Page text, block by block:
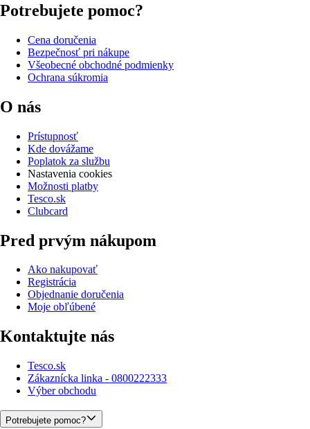
Potrebujete pomoc?
Cena doručenia
Bezpečnosť pri nákupe
Všeobecné obchodné podmienky
Ochrana súkromia
O nás
Prístupnosť
Kde dovážame
Poplatok za službu
Nastavenia cookies
Možnosti platby
Tesco.sk
Clubcard
Pred prvým nákupom
Ako nakupovať
Registrácia
Objednanie doručenia
Moje obľúbené
Kontaktujte nás
Tesco.sk
Zákaznícka linka - 0800222333
Výber obchodu
Potrebujete pomoc?